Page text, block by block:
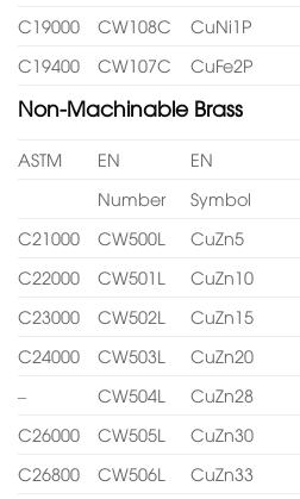
C19000
CW108C CuNi1P
C19400
CW107C CuFe2P
Non-Machinable Brass
ASTM EN EN
Number
Symbol
C21000
CW500L CuZn5
C22000
CW501L CuZn10
C23000
CW502L CuZn15
C24000
CW503L CuZn20
–
CW504L CuZn28
C26000
CW505L CuZn30
C26800
CW506L CuZn33